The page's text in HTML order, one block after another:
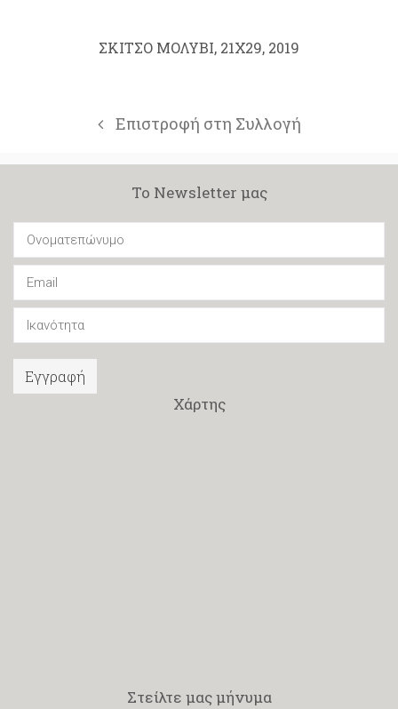
ΣΚΙΤΣΟ ΜΟΛΥΒΙ, 21Χ29, 2019
Επιστροφή στη Συλλογή
Το Newsletter μας
Εγγραφή
Χάρτης
Στείλτε μας μήνυμα